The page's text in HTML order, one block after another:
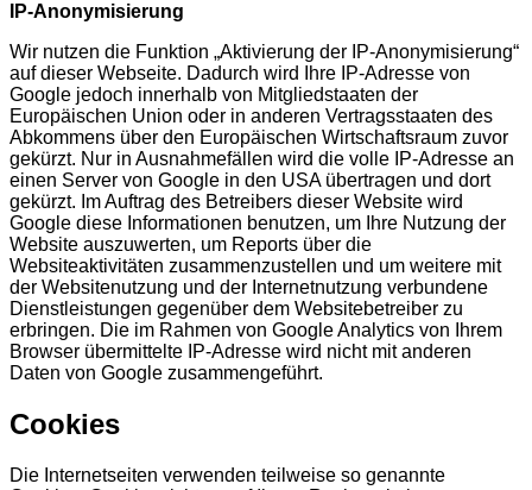
IP-Anonymisierung
Wir nutzen die Funktion „Aktivierung der IP-Anonymisierung“
auf dieser Webseite. Dadurch wird Ihre IP-Adresse von
Google jedoch innerhalb von Mitgliedstaaten der
Europäischen Union oder in anderen Vertragsstaaten des
Abkommens über den Europäischen Wirtschaftsraum zuvor
gekürzt. Nur in Ausnahmefällen wird die volle IP-Adresse an
einen Server von Google in den USA übertragen und dort
gekürzt. Im Auftrag des Betreibers dieser Website wird
Google diese Informationen benutzen, um Ihre Nutzung der
Website auszuwerten, um Reports über die
Websiteaktivitäten zusammenzustellen und um weitere mit
der Websitenutzung und der Internetnutzung verbundene
Dienstleistungen gegenüber dem Websitebetreiber zu
erbringen. Die im Rahmen von Google Analytics von Ihrem
Browser übermittelte IP-Adresse wird nicht mit anderen
Daten von Google zusammengeführt.
Cookies
Die Internetseiten verwenden teilweise so genannte